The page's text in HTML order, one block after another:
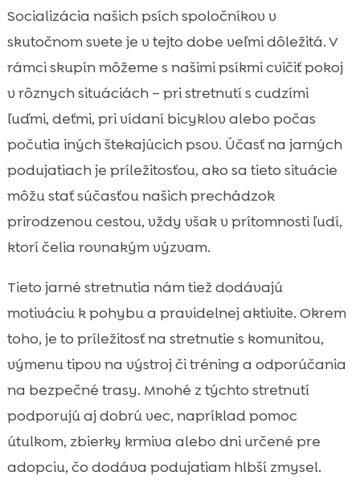
Socializácia našich psích spoločníkov v
skutočnom svete je v tejto dobe veľmi dôležitá. V
rámci skupín môžeme s našimi psíkmi cvičiť pokoj
v rôznych situáciách – pri stretnutí s cudzími
ľuďmi, deťmi, pri vídaní bicyklov alebo počas
počutia iných štekajúcich psov. Účasť na jarných
podujatiach je príležitosťou, ako sa tieto situácie
môžu stať súčasťou našich prechádzok
prirodzenou cestou, vždy však v prítomnosti ľudí,
ktorí čelia rovnakým výzvam.
Tieto jarné stretnutia nám tiež dodávajú
motiváciu k pohybu a pravidelnej aktivite. Okrem
toho, je to príležitosť na stretnutie s komunitou,
výmenu tipov na výstroj či tréning a odporúčania
na bezpečné trasy. Mnohé z týchto stretnutí
podporujú aj dobrú vec, napríklad pomoc
útulkom, zbierky krmiva alebo dni určené pre
adopciu, čo dodáva podujatiam hlbší zmysel.